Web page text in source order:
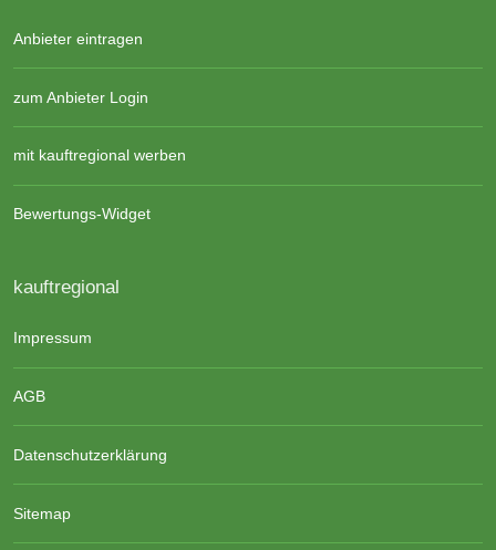
Anbieter eintragen
zum Anbieter Login
mit kauftregional werben
Bewertungs-Widget
kauftregional
Impressum
AGB
Datenschutzerklärung
Sitemap